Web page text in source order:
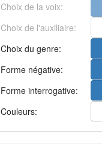
Choix de la voix:
Choix de l'auxiliaire:
Choix du genre:
Forme négative:
Forme interrogative:
Couleurs: